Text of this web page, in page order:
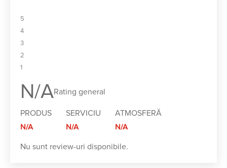
5
4
3
2
1
N/ARating general
PRODUS
N/A
SERVICIU
N/A
ATMOSFERĂ
N/A
Nu sunt review-uri disponibile.